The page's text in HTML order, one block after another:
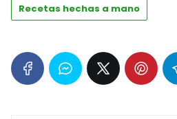
Recetas hechas a mano